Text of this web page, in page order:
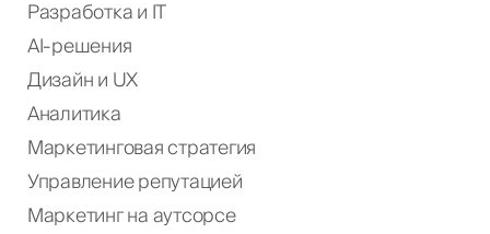
Разработка и IT
AI-решения
Дизайн и UX
Аналитика
Маркетинговая стратегия
Управление репутацией
Маркетинг на аутсорсе